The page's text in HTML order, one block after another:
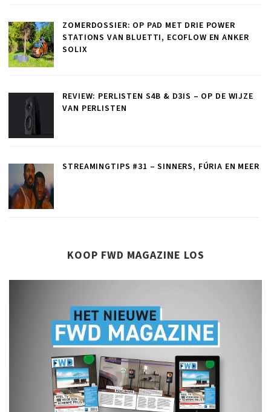
ZOMERDOSSIER: OP PAD MET DRIE POWER
STATIONS VAN BLUETTI, ECOFLOW EN ANKER
SOLIX
REVIEW: PERLISTEN S4B & D3IS – OP DE WIJZE
VAN PERLISTEN
STREAMINGTIPS #31 – SINNERS, FÚRIA EN MEER
KOOP FWD MAGAZINE LOS